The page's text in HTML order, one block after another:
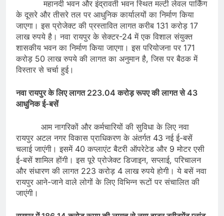
महानदी भवन और इंद्रावती भवन स्थित मल्टी लेवल पार्किंग
के दूसरे और तीसरे तल पर आधुनिक कार्यालयों का निर्माण किया
जाएगा। इस प्रोजेक्ट की प्रस्तावित लागत करीब 131 करोड़ 17
लाख रुपये है। नवा रायपुर के सेक्टर-24 में एक विशाल संयुक्त
शासकीय भवन का निर्माण किया जाएगा। इस परियोजना पर 171
करोड़ 50 लाख रुपये की लागत का अनुमान है, जिस पर बैठक में
विस्तार से चर्चा हुई।
नवा रायपुर के लिए लागत 223.04 करोड़ रूपए की लागत से 43
आधुनिक ई-बसें
आम नागरिकों और कर्मचारियों की सुविधा के लिए नवा
रायपुर अटल नगर विकास प्राधिकरण के अंतर्गत 43 नई ई-बसें
चलाई जाएंगी। इसमें 40 कप्लाएंट बैटरी ऑपरेटेड और 9 मोटर एसी
ई-बसें शामिल होंगी। इस पूरे प्रोजेक्ट डिजाइन, सप्लाई, परिचालन
और संधारण की लागत 223 करोड़ 4 लाख रुपये होगी। ये बसें नवा
रायपुर आने-जाने वाले लोगों के लिए विभिन्न रूटों पर संचालित की
जाएंगी।